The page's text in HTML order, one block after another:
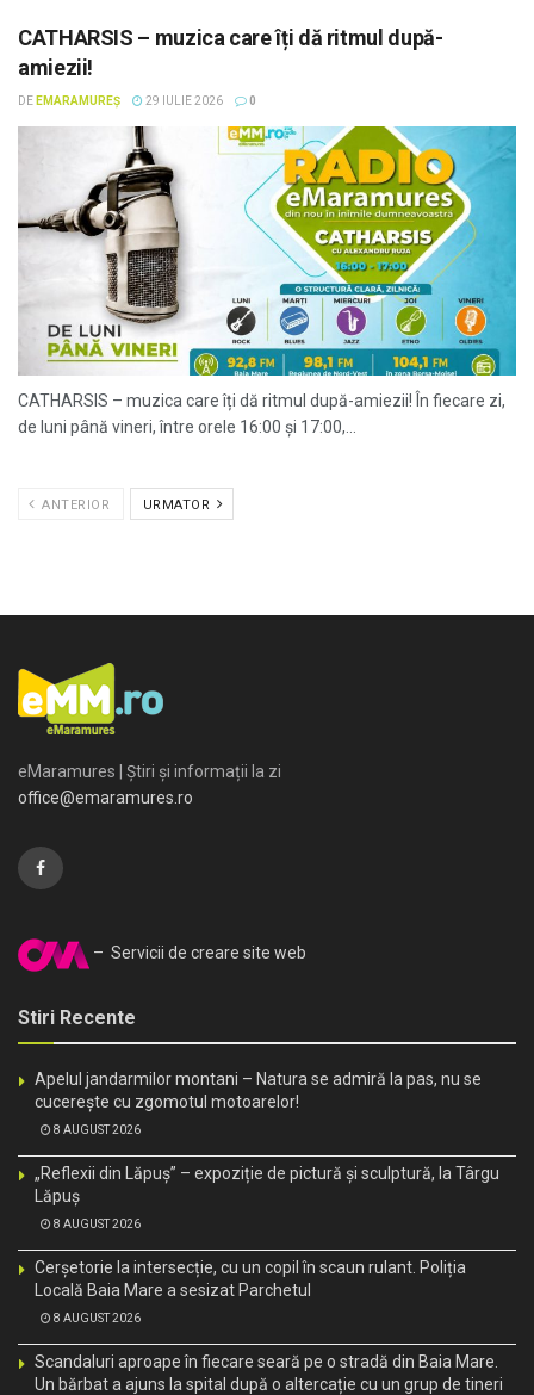
CATHARSIS – muzica care îți dă ritmul după-
amiezii!
DE EMARAMUREȘ 29 IULIE 2026 0
CATHARSIS – muzica care îți dă ritmul după-amiezii! În fiecare zi,
de luni până vineri, între orele 16:00 și 17:00,...
ANTERIOR URMATOR
eMaramures | Știri și informații la zi
office@emaramures.ro
– Servicii de creare site web
Stiri Recente
Apelul jandarmilor montani – Natura se admiră la pas, nu se
cucerește cu zgomotul motoarelor!
8 AUGUST 2026
„Reflexii din Lăpuș” – expoziție de pictură și sculptură, la Târgu
Lăpuș
8 AUGUST 2026
Cerșetorie la intersecție, cu un copil în scaun rulant. Poliția
Locală Baia Mare a sesizat Parchetul
8 AUGUST 2026
Scandaluri aproape în fiecare seară pe o stradă din Baia Mare.
Un bărbat a ajuns la spital după o altercație cu un grup de tineri